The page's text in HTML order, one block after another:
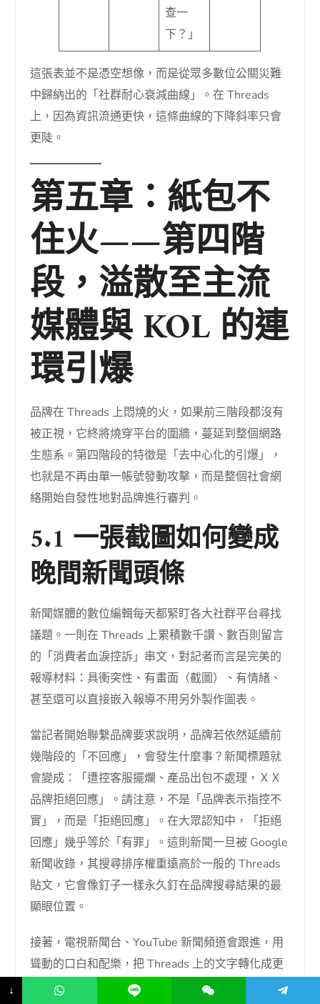
查一
下？」
這張表並不是憑空想像，而是從眾多數位公關災難
中歸納出的「社群耐心衰減曲線」。在 Threads
上，因為資訊流通更快，這條曲線的下降斜率只會
更陡。
第五章：紙包不
住火——第四階
段，溢散至主流
媒體與 KOL 的連
環引爆
品牌在 Threads 上悶燒的火，如果前三階段都沒有
被正視，它終將燒穿平台的圍牆，蔓延到整個網路
生態系。第四階段的特徵是「去中心化的引爆」，
也就是不再由單一帳號發動攻擊，而是整個社會網
絡開始自發性地對品牌進行審判。
5.1 一張截圖如何變成
晚間新聞頭條
新聞媒體的數位編輯每天都緊盯各大社群平台尋找
議題。一則在 Threads 上累積數千讚、數百則留言
的「消費者血淚控訴」串文，對記者而言是完美的
報導材料：具衝突性、有畫面（截圖）、有情緒、
甚至還可以直接嵌入報導不用另外製作圖表。
當記者開始聯繫品牌要求說明，品牌若依然延續前
幾階段的「不回應」，會發生什麼事？新聞標題就
會變成：「遭控客服擺爛、產品出包不處理，ＸＸ
品牌拒絕回應」。請注意，不是「品牌表示指控不
實」，而是「拒絕回應」。在大眾認知中，「拒絕
回應」幾乎等於「有罪」。這則新聞一旦被 Google
新聞收錄，其搜尋排序權重遠高於一般的 Threads
貼文，它會像釘子一樣永久釘在品牌搜尋結果的最
顯眼位置。
接著，電視新聞台、YouTube 新聞頻道會跟進，用
聳動的口白和配樂，把 Threads 上的文字轉化成更
具情緒渲染力的影音。到這個階段，就算品牌終於
↓